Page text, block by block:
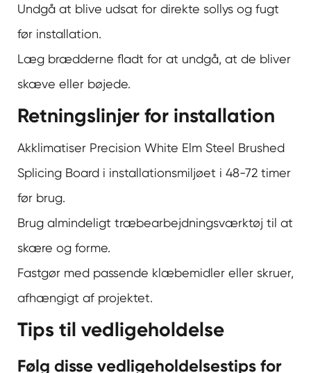
Undgå at blive udsat for direkte sollys og fugt
før installation.
Læg brædderne fladt for at undgå, at de bliver
skæve eller bøjede.
Retningslinjer for installation
Akklimatiser Precision White Elm Steel Brushed
Splicing Board i installationsmiljøet i 48-72 timer
før brug.
Brug almindeligt træbearbejdningsværktøj til at
skære og forme.
Fastgør med passende klæbemidler eller skruer,
afhængigt af projektet.
Tips til vedligeholdelse
Følg disse vedligeholdelsestips for